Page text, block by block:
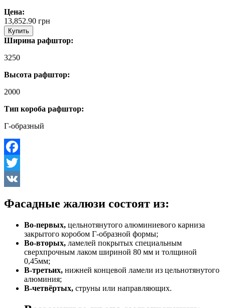
Цена:
13,852.90 грн
Купить
Ширина рафштор:
3250
Высота рафштор:
2000
Тип короба рафштор:
Г-образный
Facebook
Twitter
Фасадные жалюзи состоят из:
Во-первых, цельнотянутого алюминиевого карниза
закрытого коробом Г-образной формы;
Во-вторых, ламелей покрытых специальным
сверхпрочным лаком шириной 80 мм и толщиной
0,45мм;
В-третьих, нижней концевой ламели из цельнотянутого
алюминия;
В-четвёртых, струны или направляющих.